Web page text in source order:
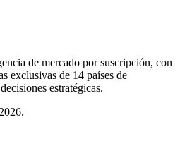
de mercado por suscripción, con
exclusivas de 14 países de
estratégicas.